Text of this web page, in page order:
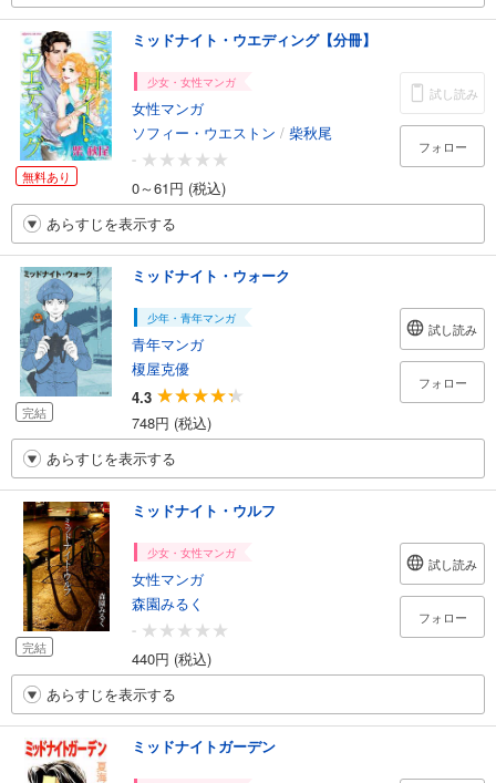
無料あり
ミッドナイト・ウエディング【分冊】
少女・女性マンガ
女性マンガ
ソフィー・ウエストン / 柴秋尾
-
0～61円 (税込)
試し読み
フォロー
あらすじを表示する
完結
ミッドナイト・ウォーク
少年・青年マンガ
青年マンガ
榎屋克優
4.3
748円 (税込)
試し読み
フォロー
あらすじを表示する
完結
ミッドナイト・ウルフ
少女・女性マンガ
女性マンガ
森園みるく
-
440円 (税込)
試し読み
フォロー
あらすじを表示する
ミッドナイトガーデン